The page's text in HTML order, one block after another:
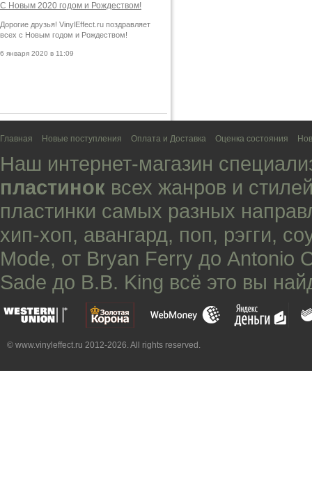
С Новым 2020 годом и Рождеством!
Дорогие друзья! VinylEffect.ru поздравляет
всех с Новым годом и Рождеством!
6 января 2020 в 11:09
Главная Новые поступления Оплата и Доставка Оценка состояния
Наш интернет-магазин
пластинок всех жанров и
пластинки самых разных
хип-хоп, авангард, поп, рэгги,
Mode, от Bryan Ferry до Antonio
Sade до B.B. King всё это вы
© www.vinyleffect.ru 2012-2026. All rights reserved.